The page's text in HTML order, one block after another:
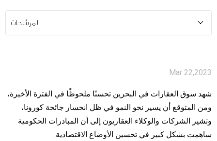
المرشحات
Mar 22,2023
شهد سوق العقارات في البحرين تحسنًا ملحوظًا في الفترة الأخيرة،
ومن المتوقع أن يسير نحو النمو في ظل انحسار جائحة كورونا،
وتشير الشركات والوكلاء العقاريون إلى أن المبادرات الحكومية
ساهمت بشكل كبير في تحسين الأوضاع الاقتصادية.